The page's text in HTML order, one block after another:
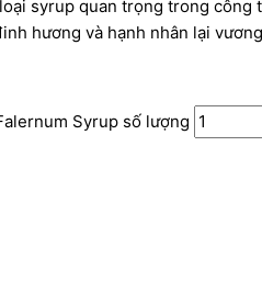
syrup quan trọng trong
hương và hạnh nhân lại
Syrup số lượng